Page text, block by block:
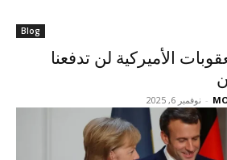
Blog
الأميركية لن تدفعنا
- نوفمبر 6, 2025